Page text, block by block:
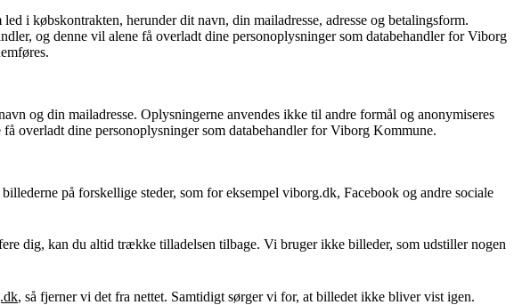
i købskontrakten, herunder dit navn, din mailadresse, adresse og betalingsform.
og denne vil alene få overladt dine personoplysninger som databehandler for Viborg
og din mailadresse. Oplysningerne anvendes ikke til andre formål og anonymiseres
overladt dine personoplysninger som databehandler for Viborg Kommune.
på forskellige steder, som for eksempel viborg.dk, Facebook og andre sociale
dig, kan du altid trække tilladelsen tilbage. Vi bruger ikke billeder, som udstiller nogen
, så fjerner vi det fra nettet. Samtidigt sørger vi for, at billedet ikke bliver vist igen.